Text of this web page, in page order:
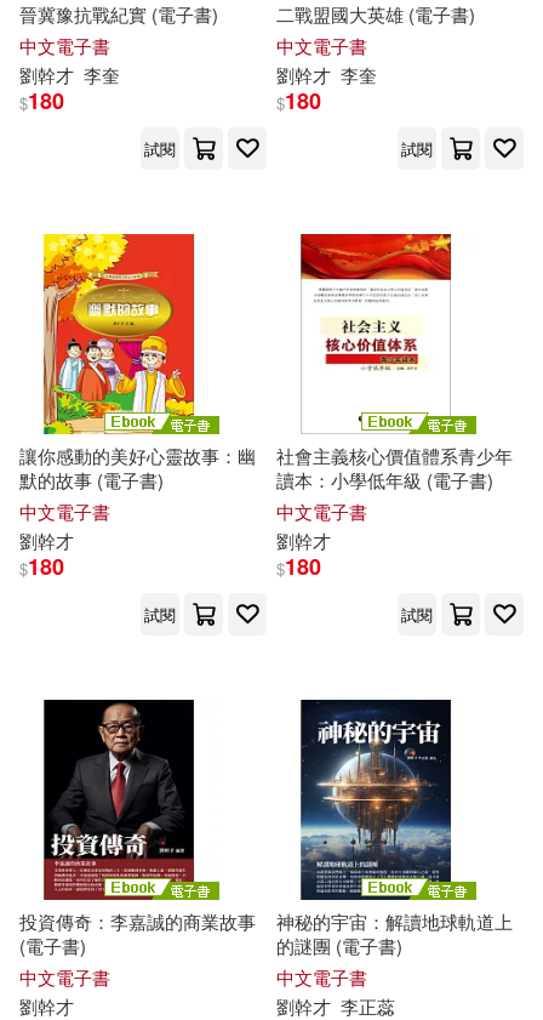
晉冀豫抗戰紀實 (電子書)
中文電子書
劉幹才 李奎
$180
試閱
二戰盟國大英雄 (電子書)
中文電子書
劉幹才 李奎
$180
試閱
讓你感動的美好心靈故事：幽
默的故事 (電子書)
中文電子書
劉幹才
$180
試閱
社會主義核心價值體系青少年
讀本：小學低年級 (電子書)
中文電子書
劉幹才
$180
試閱
投資傳奇：李嘉誠的商業故事
(電子書)
中文電子書
劉幹才
神秘的宇宙：解讀地球軌道上
的謎團 (電子書)
中文電子書
劉幹才 李正蕊